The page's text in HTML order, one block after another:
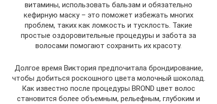
витамины, использовать бальзам и обязательно
кефирную маску – это поможет избежать многих
проблем, таких как ломкость и тусклость. Такие
простые оздоровительные процедуры и забота за
волосами помогают сохранить их красоту.
Долгое время Виктория предпочитала брондирование,
чтобы добиться роскошного цвета молочный шоколад.
Как известно после процедуры BROND цвет волос
становится более объемным, рельефным, глубоким и